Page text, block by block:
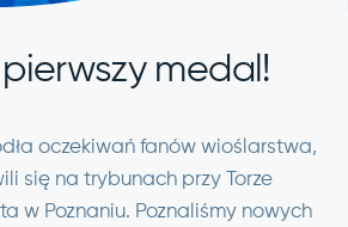
medal!
oczekiwań fanów wioślarstwa,
się na trybunach przy Torze
w Poznaniu. Poznaliśmy nowych